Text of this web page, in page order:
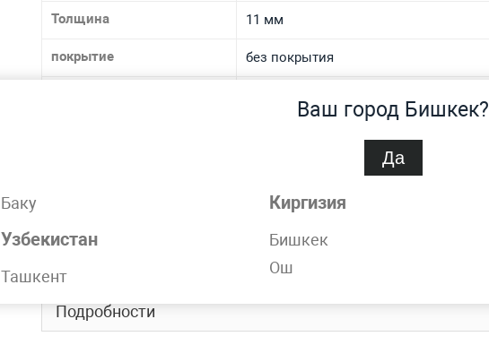
Ваш город Бишкек?
Да
Баку
Узбекистан
Ташкент
Киргизия
Бишкек
Ош
Толщина 11 мм
покрытие без покрытия
Лидер спроса
Подробности